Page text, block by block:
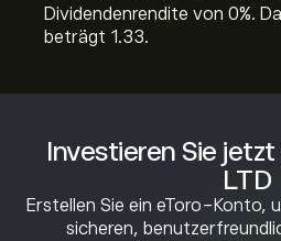
Investieren Sie
LTD
Erstellen Sie ein eToro-Konto,
sicheren,
Dividendenrendite von 0%.
beträgt 1.33.